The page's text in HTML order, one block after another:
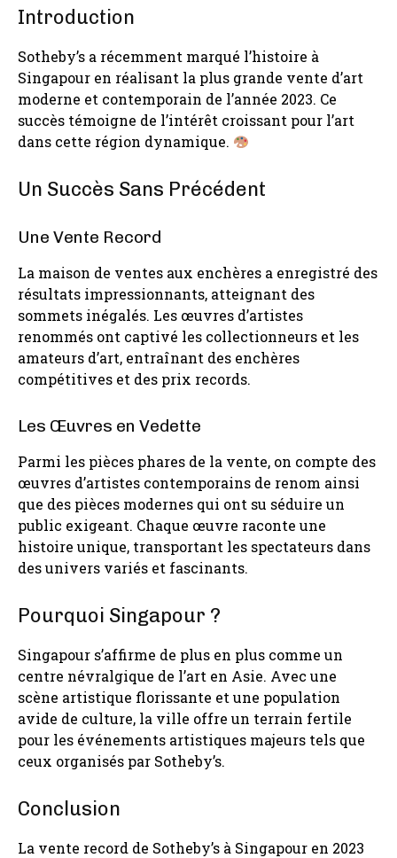
Introduction
Sotheby’s a récemment marqué l’histoire à
Singapour en réalisant la plus grande vente d’art
moderne et contemporain de l’année 2023. Ce
succès témoigne de l’intérêt croissant pour l’art
dans cette région dynamique.
Un Succès Sans Précédent
Une Vente Record
La maison de ventes aux enchères a enregistré des
résultats impressionnants, atteignant des
sommets inégalés. Les œuvres d’artistes
renommés ont captivé les collectionneurs et les
amateurs d’art, entraînant des enchères
compétitives et des prix records.
Les Œuvres en Vedette
Parmi les pièces phares de la vente, on compte des
œuvres d’artistes contemporains de renom ainsi
que des pièces modernes qui ont su séduire un
public exigeant. Chaque œuvre raconte une
histoire unique, transportant les spectateurs dans
des univers variés et fascinants.
Pourquoi Singapour ?
Singapour s’affirme de plus en plus comme un
centre névralgique de l’art en Asie. Avec une
scène artistique florissante et une population
avide de culture, la ville offre un terrain fertile
pour les événements artistiques majeurs tels que
ceux organisés par Sotheby’s.
Conclusion
La vente record de Sotheby’s à Singapour en 2023